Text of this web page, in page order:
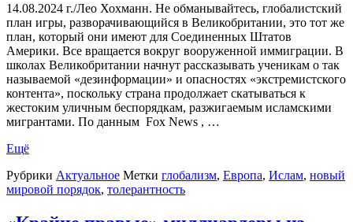
14.08.2024 г./Лео Хохманн. Не обманывайтесь, глобалистский
план игры, разворачивающийся в Великобритании, это тот же
план, который они имеют для Соединенных Штатов
Америки. Все вращается вокруг вооруженной иммиграции. В
школах Великобритании начнут рассказывать ученикам о так
называемой «дезинформации» и опасностях «экстремистского
контента», поскольку страна продолжает скатываться к
жестоким уличным беспорядкам, разжигаемым исламскими
мигрантами. По данным Fox News , …
Ещё
Рубрики Актуальное Метки глобализм, Европа, Ислам, новый
мировой порядок, толерантность